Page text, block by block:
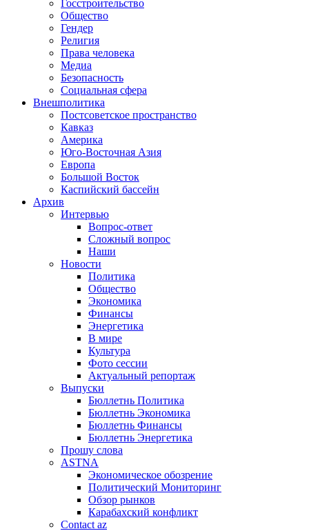
Госстроительство
Общество
Гендер
Религия
Права человека
Медиа
Безопасность
Социальная сфера
Внешполитика
Постсоветское пространство
Кавказ
Америка
Юго-Восточная Азия
Европа
Большой Восток
Каспийский бассейн
Архив
Интервью
Вопрос-ответ
Сложный вопрос
Наши
Новости
Политика
Общество
Экономика
Финансы
Энергетика
В мире
Культура
Фото сессии
Актуальный репортаж
Выпуски
Бюллетнь Политика
Бюллетнь Экономика
Бюллетнь Финансы
Бюллетнь Энергетика
Прошу слова
ASTNA
Экономическое обозрение
Политический Мониторинг
Обзор рынков
Карабахский конфликт
Contact az